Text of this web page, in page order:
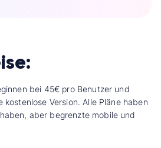
bei 45€ pro Benutzer und
kostenlose Version. Alle Pläne haben
aber begrenzte mobile und